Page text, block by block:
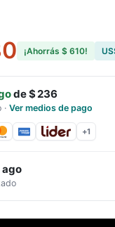
¡Ahorrás $ 610!
de$ 236
· Ver medios de pago
+1
ago